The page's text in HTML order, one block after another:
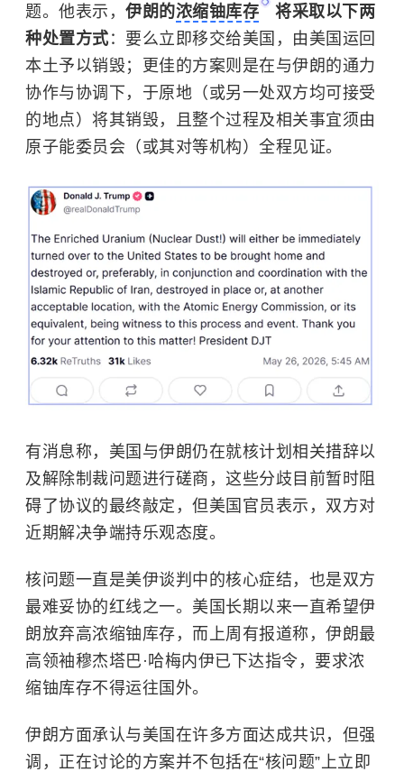
题。他表示， 伊朗的浓缩铀库存
将采取以下两
种处置方式 ：要么立即移交给美国，由美国运回
本土予以销毁；更佳的方案则是在与伊朗的通力
协作与协调下，于原地（或另一处双方均可接受
的地点）将其销毁，且整个过程及相关事宜须由
原子能委员会（或其对等机构）全程见证。
有消息称，美国与伊朗仍在就核计划相关措辞以
及解除制裁问题进行磋商，这些分歧目前暂时阻
碍了协议的最终敲定，但美国官员表示，双方对
近期解决争端持乐观态度。
核问题一直是美伊谈判中的核心症结，也是双方
最难妥协的红线之一。美国长期以来一直希望伊
朗放弃高浓缩铀库存，而上周有报道称，伊朗最
高领袖穆杰塔巴·哈梅内伊已下达指令，要求浓
缩铀库存不得运往国外。
伊朗方面承认与美国在许多方面达成共识，但强
调，正在讨论的方案并不包括在“核问题”上立即